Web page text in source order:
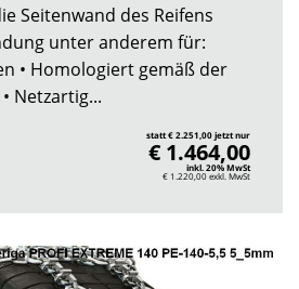
Seitenwand des Reifens
unter anderem für:
• Homologiert gemäß der
Netzartig...
statt € 2.251,00 jetzt nur
€ 1.464,00
inkl. 20% MwSt
€ 1.220,00exkl. MwSt